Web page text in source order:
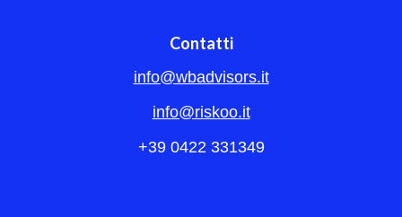
Contatti
info@wbadvisors.it
info@riskoo.it
+39 0422 331349